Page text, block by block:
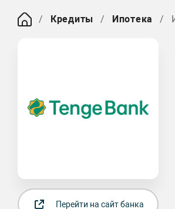
Кредиты Ипотека
Перейти на сайт банка